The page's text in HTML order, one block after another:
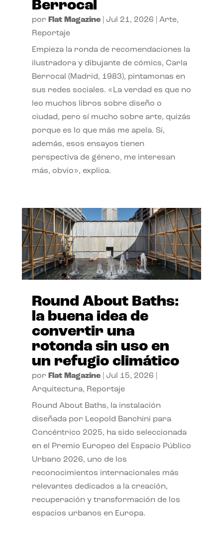
Berrocal
por Flat Magazine| Jul 21, 2026 Arte,
Reportaje
Empieza la ronda de recomendaciones la
ilustradora y dibujante de cómics, Carla
Berrocal (Madrid, 1983), pintamonas en
sus redes sociales. «La verdad es que no
leo muchos libros sobre diseño o
ciudad, pero sí mucho sobre arte, quizás
porque es lo que más me apela. Si,
además, esos ensayos tienen
perspectiva de género, me interesan
más, obvio», explica.
Round About Baths:
la buena idea de
convertir una
rotonda sin uso en
un refugio climático
por Flat Magazine| Jul 15, 2026
Arquitectura, Reportaje
Round About Baths, la instalación
diseñada por Leopold Banchini para
Concéntrico 2025, ha sido seleccionada
en el Premio Europeo del Espacio Público
Urbano 2026, uno de los
reconocimientos internacionales más
relevantes dedicados a la creación,
recuperación y transformación de los
espacios urbanos en Europa.